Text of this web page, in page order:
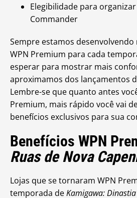
Elegibilidade para
Commander
Sempre estamos desenvolvendo
WPN Premium para cada
esperar para mostrar mais
aproximamos dos lançamentos
Lembre-se que quanto antes
Premium, mais rápido você vai
benefícios exclusivos para sua
Benefícios WPN
Ruas de Nova
Lojas que se tornaram WPN
temporada deKamigawa: